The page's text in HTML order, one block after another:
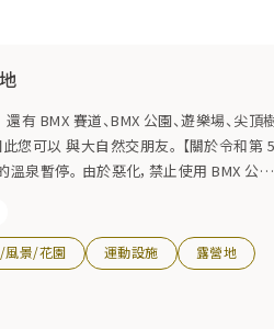
與大自然交朋友。 【關於令和第 5
，禁止使用 BMX 公
風景/花園 運動設施 露營地